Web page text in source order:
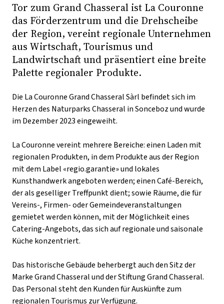
Tor zum Grand Chasseral ist La Couronne
das Förderzentrum und die Drehscheibe
der Region, vereint regionale Unternehmen
aus Wirtschaft, Tourismus und
Landwirtschaft und präsentiert eine breite
Palette regionaler Produkte.
Die La Couronne Grand Chasseral Sàrl befindet sich im
Herzen des Naturparks Chasseral in Sonceboz und wurde
im Dezember 2023 eingeweiht.
La Couronne vereint mehrere Bereiche: einen Laden mit
regionalen Produkten, in dem Produkte aus der Region
mit dem Label «regio.garantie» und lokales
Kunsthandwerk angeboten werden; einen Café-Bereich,
der als geselliger Treffpunkt dient; sowie Räume, die für
Vereins-, Firmen- oder Gemeindeveranstaltungen
gemietet werden können, mit der Möglichkeit eines
Catering-Angebots, das sich auf regionale und saisonale
Küche konzentriert.
Das historische Gebäude beherbergt auch den Sitz der
Marke Grand Chasseral und der Stiftung Grand Chasseral.
Das Personal steht den Kunden für Auskünfte zum
regionalen Tourismus zur Verfügung.